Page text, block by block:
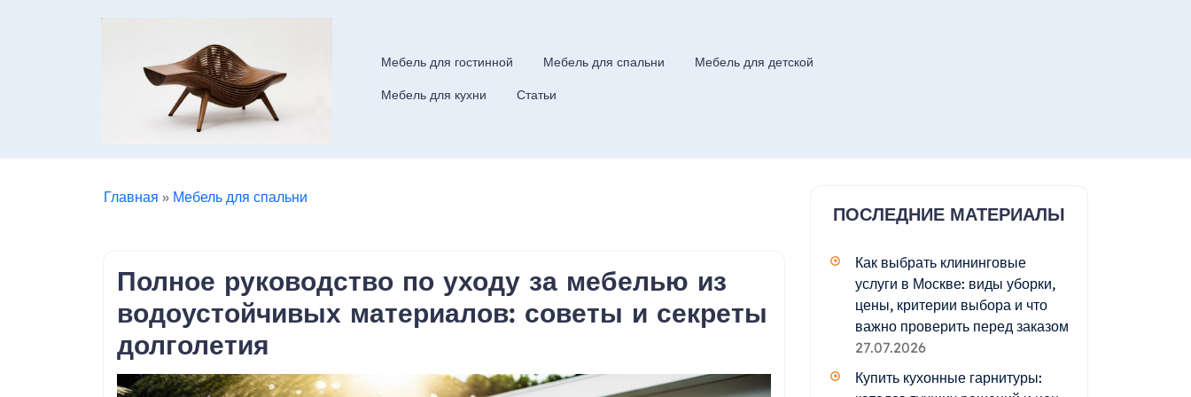
Мебель для гостинной Мебель для спальни Мебель для детской
Мебель для кухни Статьи
Главная » Мебель для спальни
Полное руководство по уходу за мебелью из
водоустойчивых материалов: советы и секреты
долголетия
ПОСЛЕДНИЕ МАТЕРИАЛЫ
Как выбрать клининговые
услуги в Москве: виды уборки,
цены, критерии выбора и что
важно проверить перед заказом
27.07.2026
Купить кухонные гарнитуры: